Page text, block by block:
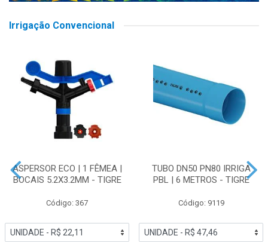
Irrigação Convencional
ASPERSOR ECO | 1 FÊMEA |
BOCAIS 5.2X3.2MM - TIGRE
Código: 367
TUBO DN50 PN80 IRRIGA
PBL | 6 METROS - TIGRE
Código: 9119